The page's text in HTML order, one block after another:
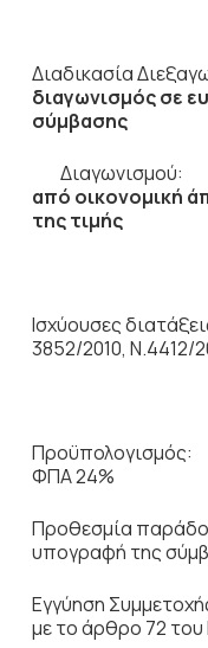
Διαδικασία
διαγωνισμός σε
σύμβασης
Διαγωνισμού:
από οικονομική
της
Ισχύουσες
3852/2010, Ν.4412/
ΦΠΑ 24%
Προθεσμία
υπογραφή της
Εγγύηση
με το άρθρο 72 του